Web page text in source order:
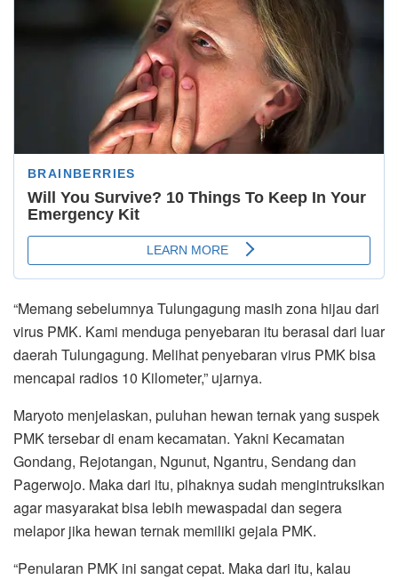
“Memang sebelumnya Tulungagung masih zona hijau dari
virus PMK. Kami menduga penyebaran itu berasal dari luar
daerah Tulungagung. Melihat penyebaran virus PMK bisa
mencapai radios 10 Kilometer,” ujarnya.
Maryoto menjelaskan, puluhan hewan ternak yang suspek
PMK tersebar di enam kecamatan. Yakni Kecamatan
Gondang, Rejotangan, Ngunut, Ngantru, Sendang dan
Pagerwojo. Maka dari itu, pihaknya sudah mengintruksikan
agar masyarakat bisa lebih mewaspadai dan segera
melapor jika hewan ternak memiliki gejala PMK.
“Penularan PMK ini sangat cepat. Maka dari itu, kalau